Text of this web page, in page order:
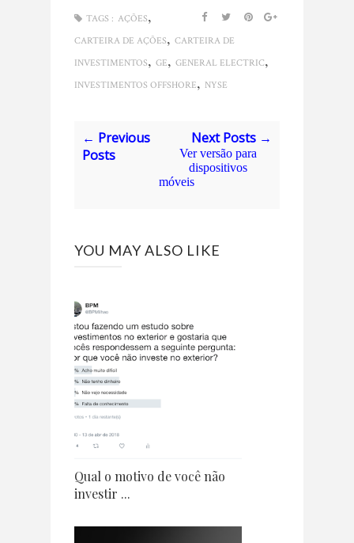
TAGS : AÇÕES,
CARTEIRA DE AÇÕES, CARTEIRA DE
INVESTIMENTOS, GE, GENERAL ELECTRIC,
INVESTIMENTOS OFFSHORE, NYSE
← Previous
Posts
Next Posts →
Ver versão para
dispositivos
móveis
YOU MAY ALSO LIKE
Qual o motivo de você não
investir ...